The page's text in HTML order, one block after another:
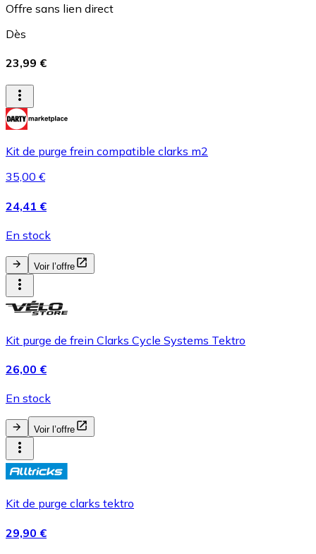
Offre sans lien direct
Dès
23,99 €
Kit de purge frein compatible clarks m2
35,00 €
24,41 €
En stock
Voir l’offre
Kit purge de frein Clarks Cycle Systems Tektro
26,00 €
En stock
Voir l’offre
Kit de purge clarks tektro
29,90 €